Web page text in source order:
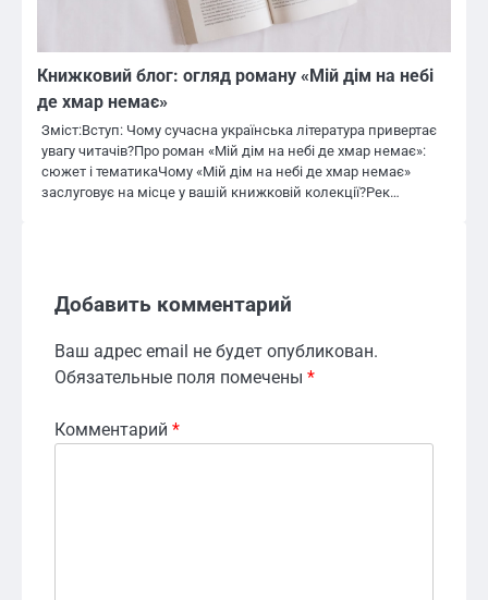
Книжковий блог: огляд роману «Мій дім на небі
де хмар немає»
Зміст:Вступ: Чому сучасна українська література привертає
увагу читачів?Про роман «Мій дім на небі де хмар немає»:
сюжет і тематикаЧому «Мій дім на небі де хмар немає»
заслуговує на місце у вашій книжковій колекції?Рек…
Добавить комментарий
Ваш адрес email не будет опубликован.
Обязательные поля помечены *
Комментарий *